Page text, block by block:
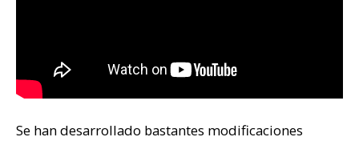
Se han desarrollado bastantes modificaciones